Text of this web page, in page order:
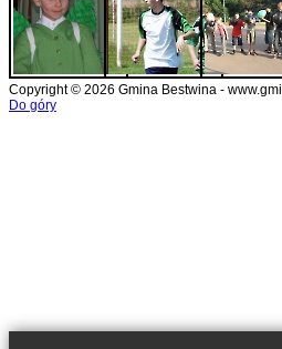
Copyright © 2026 Gmina Bestwina -
Do góry